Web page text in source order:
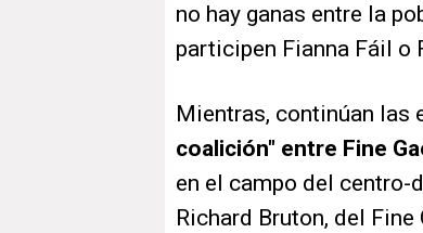
no hay ganas entre la
participen Fianna Fáil o
Mientras, continúan las
coalición" entre Fine
en el campo del centro-
Richard Bruton, del